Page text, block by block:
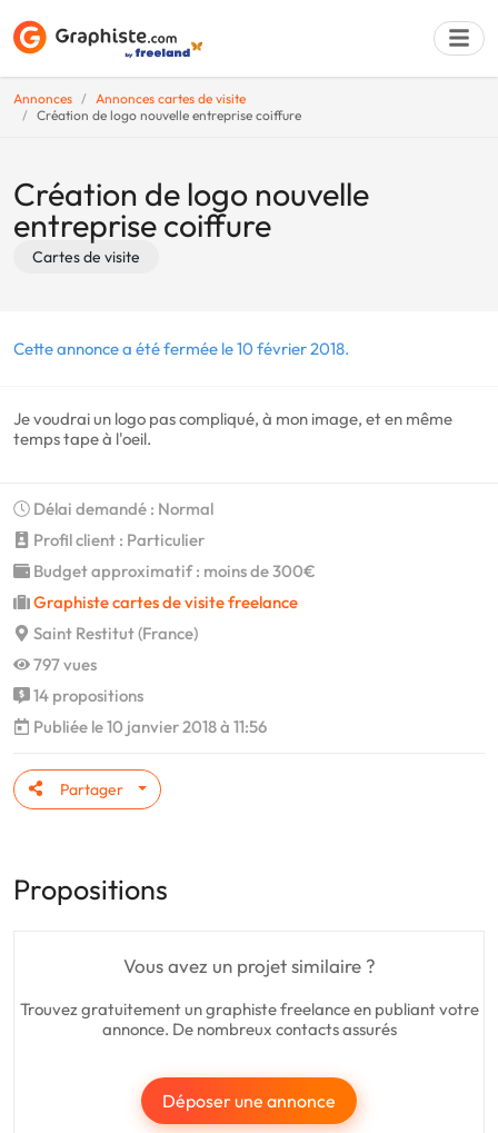
Annonces
Annonces cartes de visite
Création de logo nouvelle entreprise coiffure
Création de logo nouvelle
entreprise coiffure
Cartes de visite
Cette annonce a été fermée le 10 février 2018.
Je voudrai un logo pas compliqué, à mon image, et en même
temps tape à l'oeil.
Délai demandé : Normal
Profil client : Particulier
Budget approximatif : moins de 300€
Graphiste cartes de visite freelance
Saint Restitut (France)
797 vues
14 propositions
Publiée le 10 janvier 2018 à 11:56
Partager
Propositions
Vous avez un projet similaire ?
Trouvez gratuitement un graphiste freelance en publiant votre
annonce. De nombreux contacts assurés
Déposer une annonce